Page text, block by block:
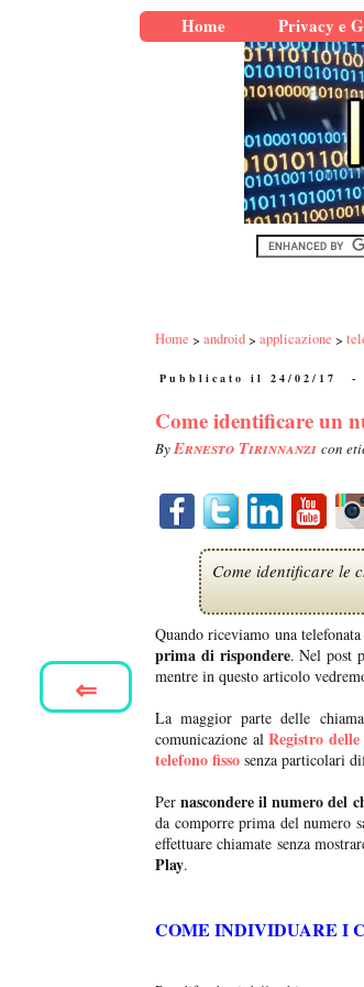
Home Privacy e
Home android applicazione
Pubblicato il 24/02/17 -
Come identificare un
ByErnesto Tirinnanzi con
Come identificare le
Quando riceviamo una
prima di rispondere. Nel post
mentre in questo articolo
La maggior parte delle
comunicazione al Registro
telefono fisso senza particolari
Pernascondere il numero del
da comporre prima del numero
effettuare chiamate senza
Play.
COME INDIVIDUARE I
⇐